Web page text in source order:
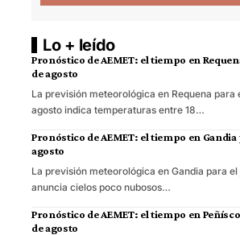
Lo + leído
Pronóstico de AEMET: el tiempo en
de agosto
La previsión meteorológica en Requena para
agosto indica temperaturas entre 18…
Pronóstico de AEMET: el tiempo en Gandia
agosto
La previsión meteorológica en Gandia para
anuncia cielos poco nubosos…
Pronóstico de AEMET: el tiempo en
de agosto